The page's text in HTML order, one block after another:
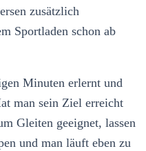
zusätzlich
Sportladen schon ab
Minuten erlernt und
man sein Ziel erreicht
Gleiten geeignet, lassen
und man läuft eben zu